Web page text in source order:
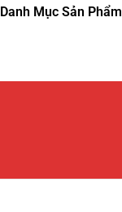
Danh Mục Sản Phẩm